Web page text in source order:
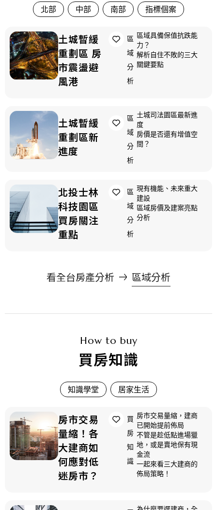
北部 中部 南部 指標個案
土城暫緩
重劃區 房
市震盪避
風港
區
域
分
析
區域具備保值抗跌能
力？
解析自住不敗的三大
關鍵要點
土城暫緩
重劃區新
進度
區
域
分
析
土城司法園區最新進
度
房價是否還有增值空
間？
北投士林
科技園區
買房關注
重點
區
域
分
析
現有機能、未來重大
建設
區域房價及建案亮點
分析
看全台房產分析 區域分析
How to buy
買房知識
知識學堂 居家生活
房市交易
量縮！各
大建商如
何應對低
迷房市？
買
房
知
識
房市交易量縮，建商
已開始提前佈局
不管是趁低點進場獵
地，或是賣地保有現
金流
一起來看三大建商的
佈局策略！